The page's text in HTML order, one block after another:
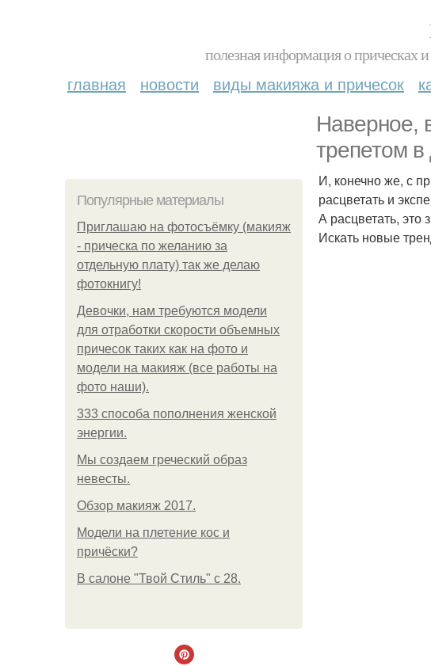
полезная информация о прическах
главная новости виды макияжа и причесок
Наверное,
трепетом
Популярные материалы
Приглашаю на фотосъёмку (макияж
- прическа по желанию за
отдельную плату) так же делаю
фотокнигу!
Девочки, нам требуются модели
для отработки скорости объемных
причесок таких как на фото и
модели на макияж (все работы на
фото наши).
333 способа пополнения женской
энергии.
Мы создаем греческий образ
невесты.
Обзор макияж 2017.
Модели на плетение кос и
причёски?
В салоне "Твой Стиль" с 28.
И, конечно же, с
расцветать и
А расцветать, это
Искать новые